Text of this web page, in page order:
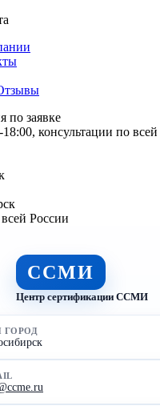
по заявке
консультации по всей
России
ССМИ
Центр сертификации ССМИ
ГОРОД